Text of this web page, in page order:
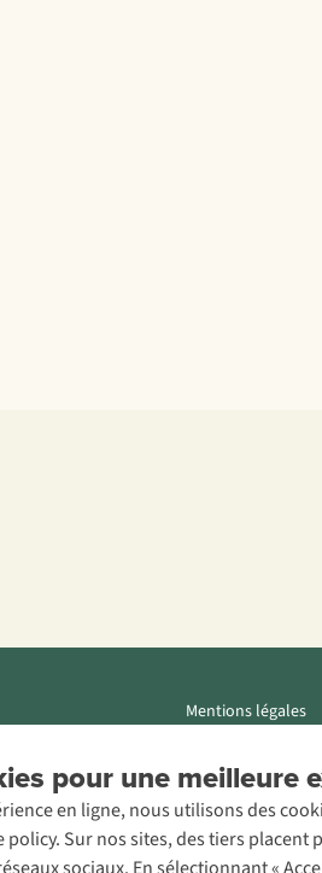
pour une meilleure
en ligne, nous utilisons des
Sur nos sites, des tiers
Mentions légales